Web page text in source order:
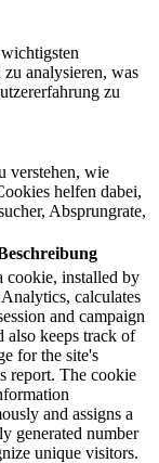
analysieren, was
zu
verstehen, wie
helfen dabei,
Absprungrate,
cookie, installed by
calculates
and campaign
also keeps track of
for the site's
report. The cookie
and assigns a
generated number
unique visitors.